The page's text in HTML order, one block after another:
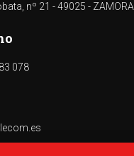
nº 21 - 49025 - ZAMORA
078